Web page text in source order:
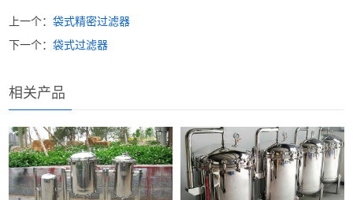
上一个：袋式精密过滤器
下一个：袋式过滤器
相关产品